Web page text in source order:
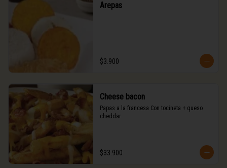
Arepas
$3.900
Cheese bacon
Papas a la francesa Con tocineta + queso
cheddar
$33.900